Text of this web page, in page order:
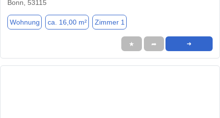
Bonn, 53115
Wohnung ca. 16,00 m² Zimmer 1
★ ➦ ➜